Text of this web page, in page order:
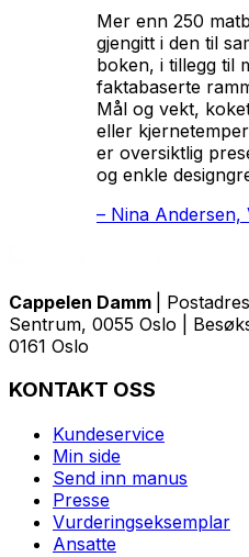
Mer enn 250
gjengitt i den til
boken, i tillegg til
faktabaserte
Mål og vekt,
eller
er oversiktlig
og enkle
– Nina Andersen,
Cappelen Damm
|
Sentrum, 0055 Oslo |
0161 Oslo
KONTAKT OSS
Kundeservice
Min side
Send inn manus
Presse
Vurderingseksemplar
Ansatte